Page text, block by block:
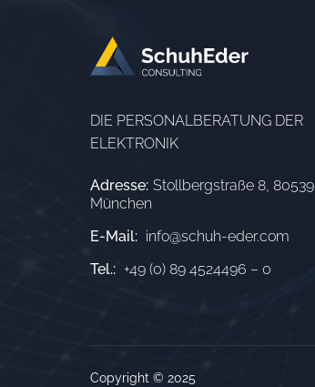
DIE PERSONALBERATUNG DER
ELEKTRONIK
Adresse: Stollbergstraße 8, 80539
München
E-Mail: info@schuh-eder.com
Tel.: +49 (0) 89 4524496 – 0
Copyright © 2025